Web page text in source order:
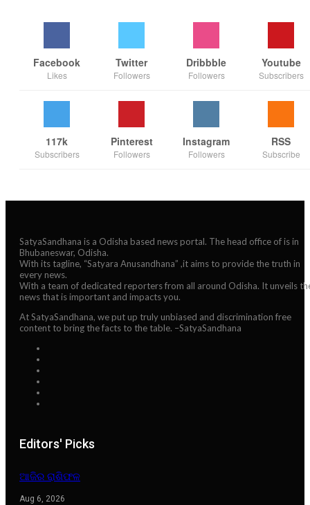
Facebook
Likes
Twitter
Followers
Dribbble
Followers
Youtube
Subscribers
117k
Subscribers
Pinterest
Followers
Instagram
Followers
RSS
Subscribe
SatyaSandhana is a Odisha based news portal. The head office of is in
Bhubaneswar, Odisha.
With its tagline, “Satyara Anusandhana” ,it aims to provide the truth in
every news.
With a team of dedicated reporters from all around Odisha. It unveils
news that is important and impacts you.
At SatyaSandhana, we put up truly unbiased and discrimination free
content to bring the facts to the table. –SatyaSandhana
Editors' Picks
ଆଜିର ରାଶିଫଳ
Aug 6, 2026